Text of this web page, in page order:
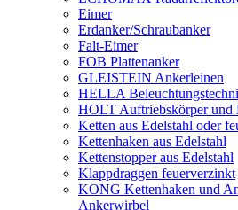
Eimer
Erdanker/Schraubanker
Falt-Eimer
FOB Plattenanker
GLEISTEIN Ankerleinen
HELLA
HOLT Auftriebskörper und
Ketten aus Edelstahl oder
Kettenhaken aus Edelstahl
Kettenstopper aus Edelstahl
Klappdraggen feuerverzinkt
KONG Kettenhaken und
Ankerwirbel